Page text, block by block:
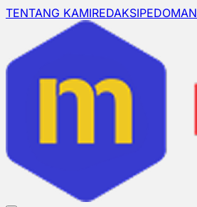
TENTANG KAMIREDAKSIPEDOMAN